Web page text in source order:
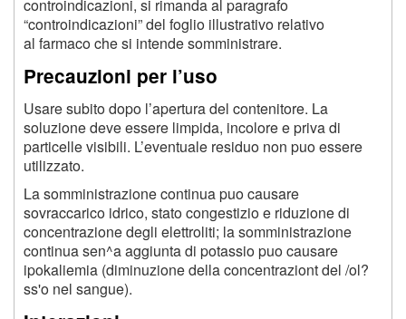
controindicazioni, si rimanda al paragrafo
“controindicazioni” del foglio illustrativo relativo
al farmaco che si intende somministrare.
Precauzioni per l’uso
Usare subito dopo l’apertura del contenitore. La
soluzione deve essere limpida, incolore e priva di
particelle visibili. L’eventuale residuo non puo essere
utilizzato.
La somministrazione continua puo causare
sovraccarico idrico, stato congestizio e riduzione di
concentrazione degli elettroliti; la somministrazione
continua sen^a aggiunta di potassio puo causare
ipokaliemia (diminuzione della concentraziont del /ol?
ss'o nel sangue).